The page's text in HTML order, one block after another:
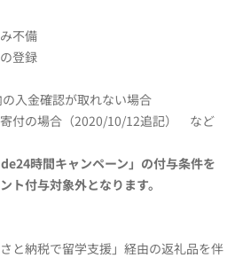
不備
登録
入金確認が取れない場合
寄付の場合（2020/10/12追記） など
時間キャンペーン」の付与条件を
ト付与対象外となります。
と納税で留学支援」経由の返礼品を伴